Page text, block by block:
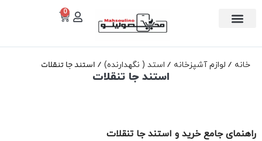
0
خانه لوازم آشپزخانه استد ( نگهدارنده) استند جا تنقلات
استند جا تنقلات
راهنمای جامع خرید و استند جا تنقلات